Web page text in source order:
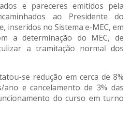
e pareceres emitidos pela
ao Presidente do
inseridos no Sistema e-MEC, em
a determinação do MEC, de
a tramitação normal dos
se redução em cerca de 8%
e cancelamento de 3% das
do curso em turno